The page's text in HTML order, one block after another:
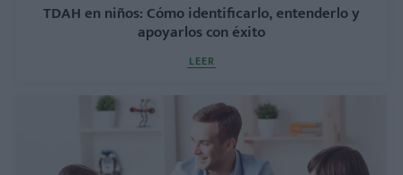
TDAH en niños: Cómo identificarlo, entenderlo y
apoyarlos con éxito
LEER